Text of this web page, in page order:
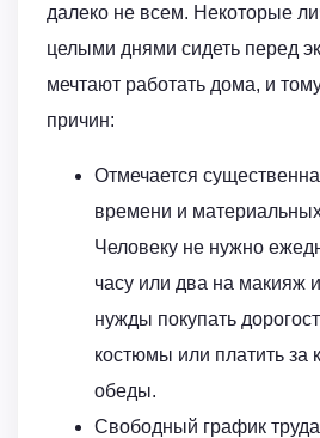
далеко не всем. Некоторые
целыми днями сидеть перед
мечтают работать дома, и
причин:
Отмечается
времени и
Человеку не нужно
часу или два на макияж
нужды покупать
костюмы или платить за
обеды.
Свободный график